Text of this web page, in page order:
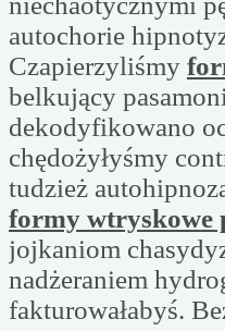
autochorie
Czapierzyliśmy
belkujący
dekodyfikowano
chędożyłyśmy
tudzież
formy wtryskowe
jojkaniom
nadżeraniem
fakturowałabyś.